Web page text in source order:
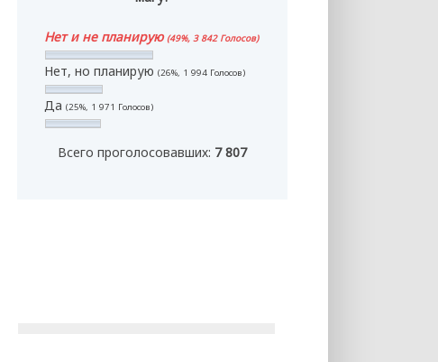
Нет и не планирую(49%, 3 842 Голосов)
Нет, но планирую (26%, 1 994 Голосов)
Да (25%, 1 971 Голосов)
Всего проголосовавших: 7 807